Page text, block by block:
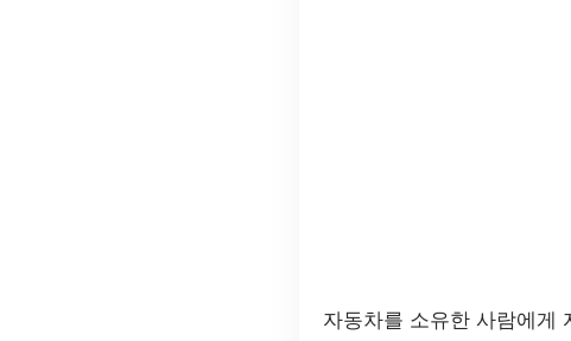
자동차를 소유한 사람에게